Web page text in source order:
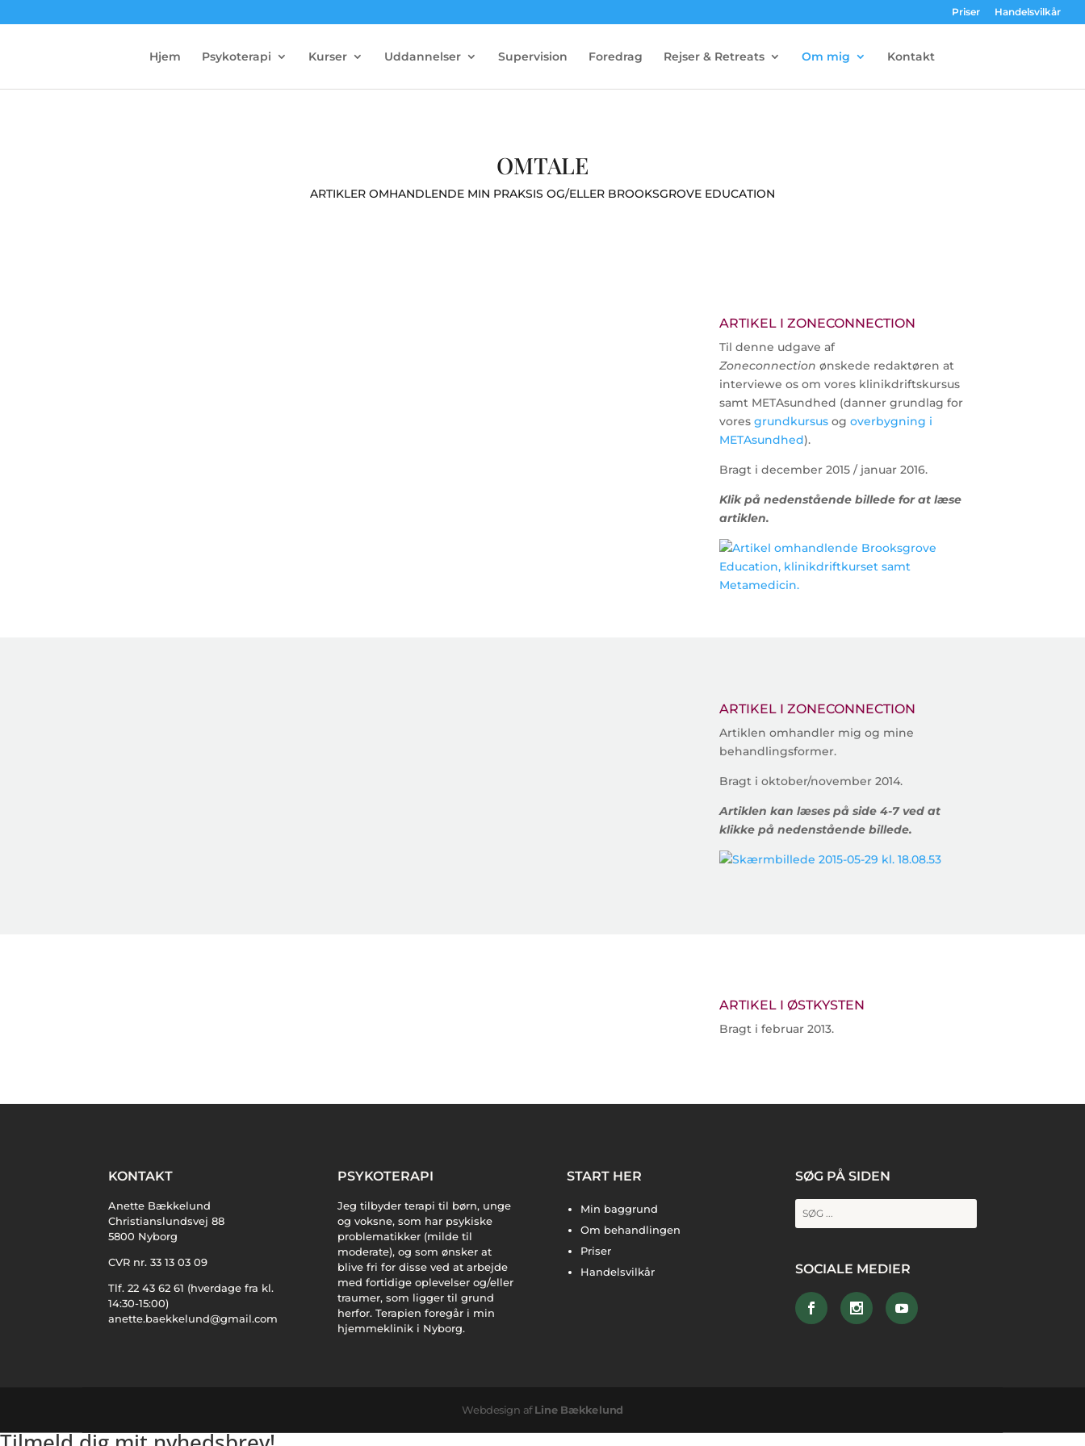
Priser Handelsvilkår
Hjem Psykoterapi Kurser Uddannelser Supervision Foredrag Rejser & Retreats Om mig Kontakt
OMTALE
ARTIKLER OMHANDLENDE MIN PRAKSIS OG/ELLER BROOKSGROVE EDUCATION
ARTIKEL I ZONECONNECTION
Til denne udgave af
Zoneconnection ønskede redaktøren at
interviewe os om vores klinikdriftskursus
samt METAsundhed (danner grundlag for
vores grundkursusog overbygning i
METAsundhed).
Bragt i december 2015 / januar 2016.
Klik på nedenstående billede for at læse
artiklen.
ARTIKEL I ZONECONNECTION
Artiklen omhandler mig og mine
behandlingsformer.
Bragt i oktober/november 2014.
Artiklen kan læses på side 4-7 ved at
klikke på nedenstående billede.
ARTIKEL I ØSTKYSTEN
Bragt i februar 2013.
KONTAKT
Anette Bækkelund
Christianslundsvej 88
5800 Nyborg
CVR nr. 33 13 03 09
Tlf. 22 43 62 61 (hverdage fra kl.
14:30-15:00)
anette.baekkelund@gmail.com
PSYKOTERAPI
Jeg tilbyder terapi til børn, unge
og voksne, som har psykiske
problematikker (milde til
moderate), og som ønsker at
blive fri for disse ved at arbejde
med fortidige oplevelser og/eller
traumer, som ligger til grund
herfor. Terapien foregår i min
hjemmeklinik i Nyborg.
START HER
Min baggrund
Om behandlingen
Priser
Handelsvilkår
SØG PÅ SIDEN
SOCIALE MEDIER
Webdesign afLine Bækkelund